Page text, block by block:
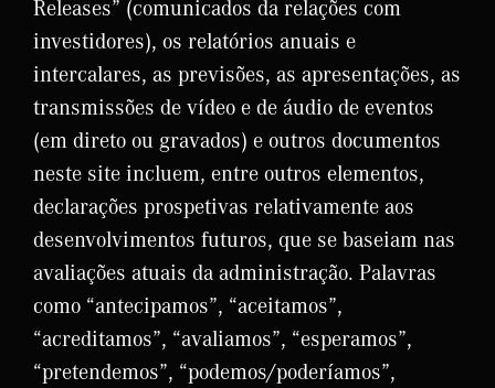
Releases” (comunicados da relações com
investidores), os relatórios anuais e
intercalares, as previsões, as apresentações, as
transmissões de vídeo e de áudio de eventos
(em direto ou gravados) e outros documentos
neste site incluem, entre outros elementos,
declarações prospetivas relativamente aos
desenvolvimentos futuros, que se baseiam nas
avaliações atuais da administração. Palavras
como “antecipamos”, “aceitamos”,
“acreditamos”, “avaliamos”, “esperamos”,
“pretendemos”, “podemos/poderíamos”,